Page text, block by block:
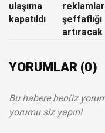
ulaşıma
kapatıldı
şeffaflığı
artıracak
YORUMLAR (0)
Bu habere henüz
yorumu siz yapın!